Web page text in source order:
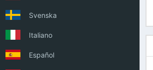
Svenska
Italiano
Español